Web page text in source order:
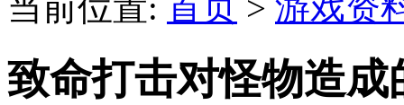
致命打击对怪物造成